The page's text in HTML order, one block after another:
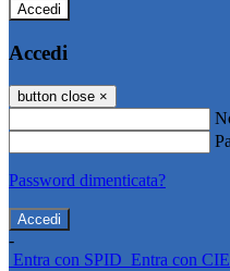
Accedi
Accedi
button close ×
Password dimenticata?
-
Entra con SPID Entra con CIE